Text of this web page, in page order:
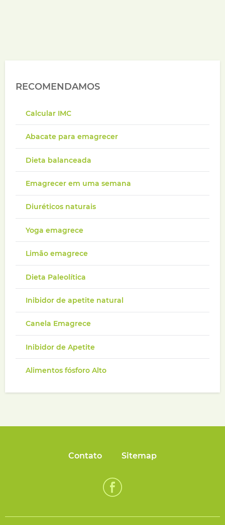
RECOMENDAMOS
Calcular IMC
Abacate para emagrecer
Dieta balanceada
Emagrecer em uma semana
Diuréticos naturais
Yoga emagrece
Limão emagrece
Dieta Paleolítica
Inibidor de apetite natural
Canela Emagrece
Inibidor de Apetite
Alimentos fósforo Alto
Contato Sitemap